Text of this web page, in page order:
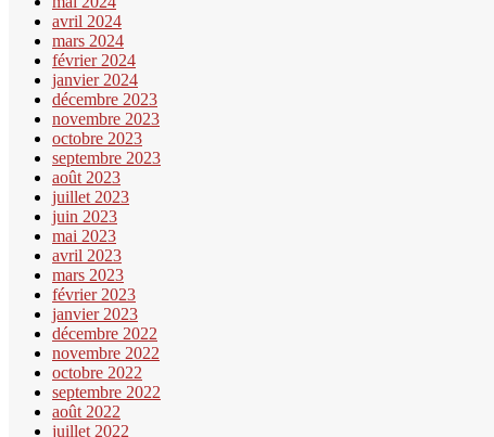
avril 2024
mars 2024
février 2024
janvier 2024
décembre 2023
novembre 2023
octobre 2023
septembre 2023
août 2023
juillet 2023
juin 2023
mai 2023
avril 2023
mars 2023
février 2023
janvier 2023
décembre 2022
novembre 2022
octobre 2022
septembre 2022
août 2022
juillet 2022